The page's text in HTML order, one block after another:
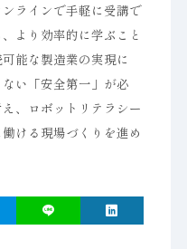
ラインで手軽に受講で
より効率的に学ぶこと
能な製造業の実現に
い「安全第一」が必
、ロボットリテラシー
ける現場づくりを進め